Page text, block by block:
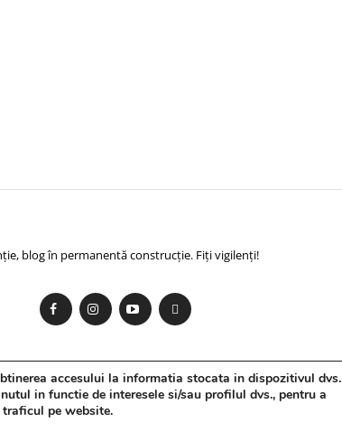
blog în permanentă construcție. Fiți vigilenți!
accesului la informatia stocata in dispozitivul dvs.
in functie de interesele si/sau profilul dvs., pentru a
pe website.